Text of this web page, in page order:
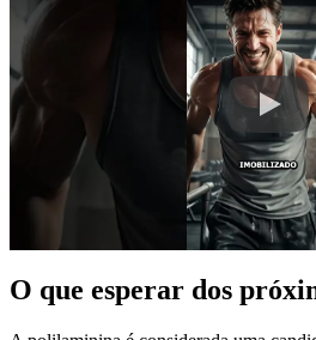
O que esperar dos